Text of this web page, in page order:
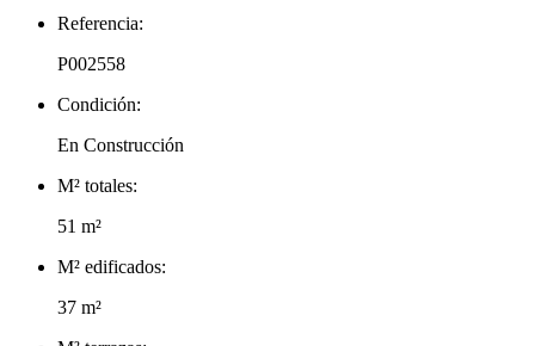
Referencia:
P002558
Condición:
En Construcción
M² totales:
51 m²
M² edificados:
37 m²